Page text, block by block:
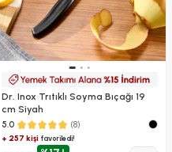
Dr. Inox Trıtıklı Soyma Bıçağı 19
cm Siyah
5.0 (8)
+ 257 kişifavoriledi!